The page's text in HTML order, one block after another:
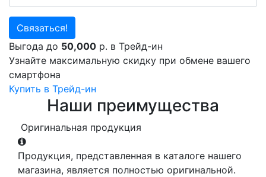
Связаться!
Выгода до 50,000 р. в Трейд-ин
Узнайте максимальную скидку при обмене вашего
смартфона
Купить в Трейд-ин
Наши преимущества
Оригинальная продукция
Продукция, представленная в каталоге нашего
магазина, является полностью оригинальной.